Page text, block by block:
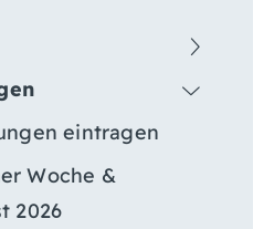
eintragen
Woche &
2026